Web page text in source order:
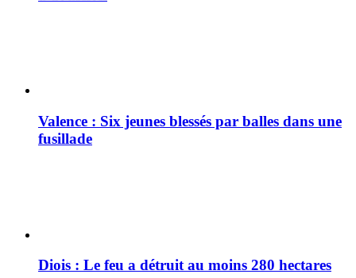
Valence : Six jeunes blessés par balles dans une
fusillade
Diois : Le feu a détruit au moins 280 hectares